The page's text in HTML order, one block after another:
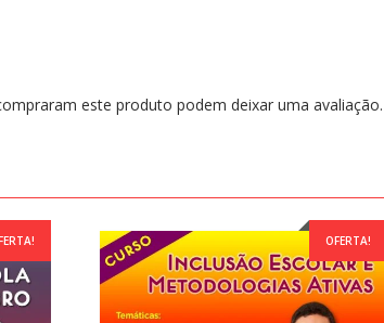
este produto podem deixar uma avaliação.
OFERTA!